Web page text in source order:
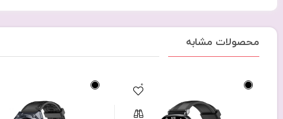
محصولات مشابه
0